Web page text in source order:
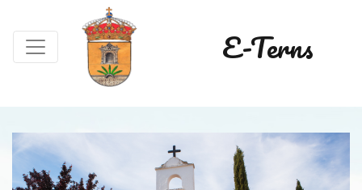
E-Terns